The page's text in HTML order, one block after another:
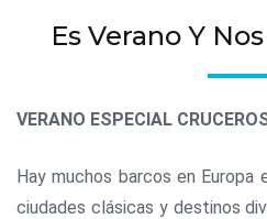
Es Verano Y
VERANO ESPECIAL
Hay muchos barcos en Europa
ciudades clásicas y destinos